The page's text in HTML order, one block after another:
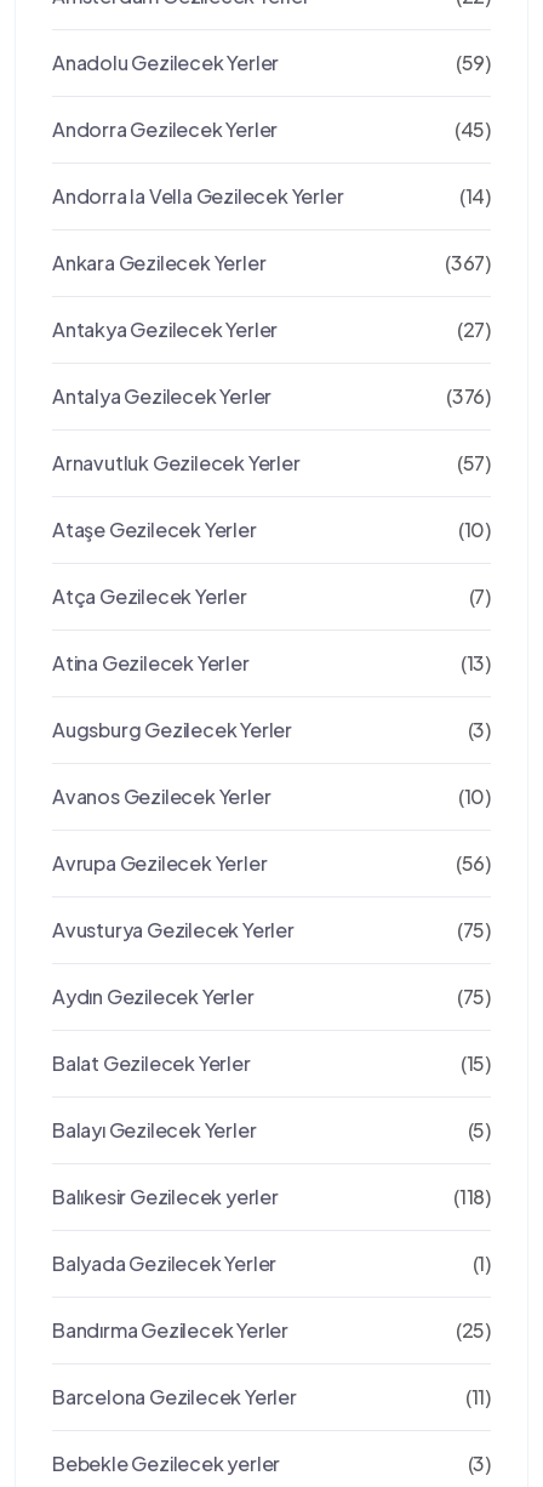
Anadolu Gezilecek Yerler (59)
Andorra Gezilecek Yerler (45)
Andorra la Vella Gezilecek Yerler (14)
Ankara Gezilecek Yerler (367)
Antakya Gezilecek Yerler (27)
Antalya Gezilecek Yerler (376)
Arnavutluk Gezilecek Yerler (57)
Ataşe Gezilecek Yerler (10)
Atça Gezilecek Yerler (7)
Atina Gezilecek Yerler (13)
Augsburg Gezilecek Yerler (3)
Avanos Gezilecek Yerler (10)
Avrupa Gezilecek Yerler (56)
Avusturya Gezilecek Yerler (75)
Aydın Gezilecek Yerler (75)
Balat Gezilecek Yerler (15)
Balayı Gezilecek Yerler (5)
Balıkesir Gezilecek yerler (118)
Balyada Gezilecek Yerler (1)
Bandırma Gezilecek Yerler (25)
Barcelona Gezilecek Yerler (11)
Bebekle Gezilecek yerler (3)